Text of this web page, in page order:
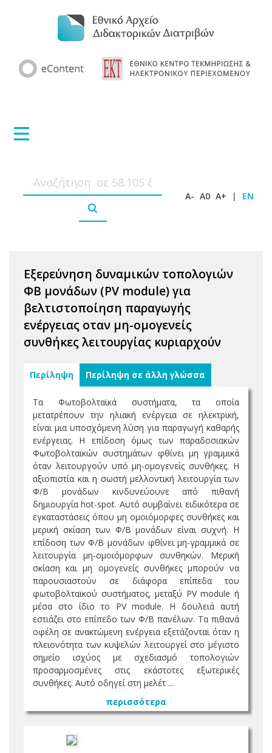
A- A0 A+ | EN
Εξερεύνηση δυναμικών τοπολογιών
ΦΒ μονάδων (PV module) για
βελτιστοποίηση παραγωγής
ενέργειας οταν μη-ομογενείς
συνθήκες λειτουργίας κυριαρχούν
Περίληψη Περίληψη σε άλλη γλώσσα
Τα Φωτοβολταϊκά συστήματα, τα οποία
μετατρέπουν την ηλιακή ενέργεια σε ηλεκτρική,
είναι μια υποσχόμενη λύση για παραγωγή καθαρής
ενέργειας. Η επίδοση όμως των παραδοσιακών
Φωτοβολταϊκών συστημάτων φθίνει μη γραμμικά
όταν λειτουργούν υπό μη-ομογενείς συνθήκες. Η
αξιοπιστία και η σωστή μελλοντική λειτουργία των
Φ/Β μονάδων κινδυνεύουνε από πιθανή
δημιουργία hot-spot. Αυτό συμβαίνει ειδικότερα σε
εγκαταστάσεις όπου μη ομοιόμορφες συνθήκες και
μερική σκίαση των Φ/Β μονάδων είναι συχνή. Η
επίδοση των Φ/Β μονάδων φθίνει μη-γραμμικά σε
λειτουργία μη-ομοιόμορφων συνθηκών. Μερική
σκίαση και μη ομογενείς συνθήκες μπορούν να
παρουσιαστούν σε διάφορα επίπεδα του
φωτοβολταϊκού συστήματος, μεταξύ PV module ή
μέσα στο ίδιο το PV module. Η δουλειά αυτή
εστιάζει στο επίπεδο των Φ/Β πανέλων. Τα πιθανά
οφέλη σε ανακτώμενη ενέργεια εξετάζονται όταν η
πλειονότητα των κυψελών λειτουργεί στο μέγιστο
σημείο ισχύος με σχεδιασμό τοπολογιών
προσαρμοσμένες στις εκάστοτες εξωτερικές
συνθήκες. Αυτό οδηγεί στη μελέτ ...
περισσότερα